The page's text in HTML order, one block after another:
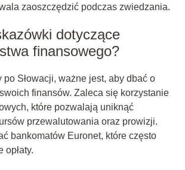
zaoszczędzić podczas zwiedzania.
dotyczące
finansowego?
po Słowacji, ważne jest, aby dbać o
finansów. Zaleca się korzystanie
które pozwalają uniknąć
przewalutowania oraz prowizji.
bankomatów Euronet, które często
opłaty.